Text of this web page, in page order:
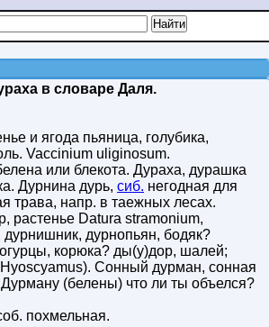
в словаре Даля.
и ягода пьяница, голубика,
Vaccinium uliginosum.
или блекота. Дураха, дурашка
Дурнина дурь, сиб. негодная для
трава, напр. в таежных лесах.
растенье Datura stramonium,
дурнопьян, бодяк?
корюка? ды(у)дор, шалей;
Сонный дурман, сонная
(белены) что ли ты объелся?
похмельная.